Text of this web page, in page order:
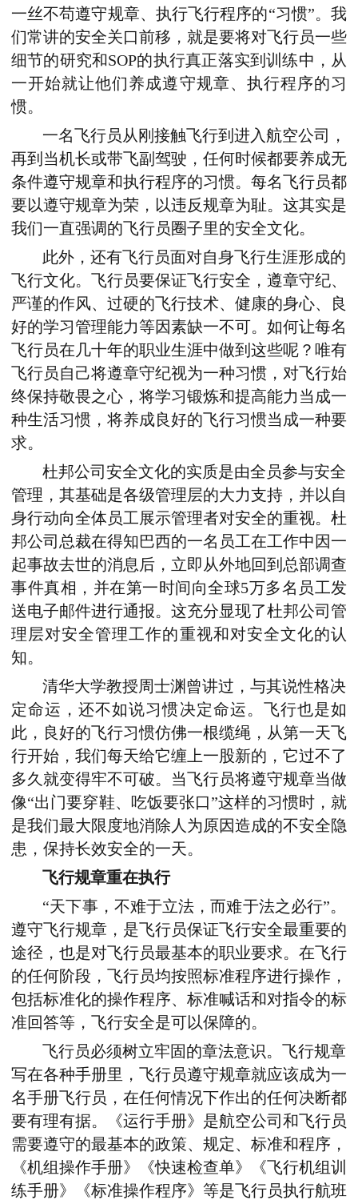
一丝不苟遵守规章、执行飞行程序的“习惯”。我
们常讲的安全关口前移，就是要将对飞行员一些
细节的研究和SOP的执行真正落实到训练中，从
一开始就让他们养成遵守规章、执行程序的习
惯。
一名飞行员从刚接触飞行到进入航空公司，
再到当机长或带飞副驾驶，任何时候都要养成无
条件遵守规章和执行程序的习惯。每名飞行员都
要以遵守规章为荣，以违反规章为耻。这其实是
我们一直强调的飞行员圈子里的安全文化。
此外，还有飞行员面对自身飞行生涯形成的
飞行文化。飞行员要保证飞行安全，遵章守纪、
严谨的作风、过硬的飞行技术、健康的身心、良
好的学习管理能力等因素缺一不可。如何让每名
飞行员在几十年的职业生涯中做到这些呢？唯有
飞行员自己将遵章守纪视为一种习惯，对飞行始
终保持敬畏之心，将学习锻炼和提高能力当成一
种生活习惯，将养成良好的飞行习惯当成一种要
求。
杜邦公司安全文化的实质是由全员参与安全
管理，其基础是各级管理层的大力支持，并以自
身行动向全体员工展示管理者对安全的重视。杜
邦公司总裁在得知巴西的一名员工在工作中因一
起事故去世的消息后，立即从外地回到总部调查
事件真相，并在第一时间向全球5万多名员工发
送电子邮件进行通报。这充分显现了杜邦公司管
理层对安全管理工作的重视和对安全文化的认
知。
清华大学教授周士渊曾讲过，与其说性格决
定命运，还不如说习惯决定命运。飞行也是如
此，良好的飞行习惯仿佛一根缆绳，从第一天飞
行开始，我们每天给它缠上一股新的，它过不了
多久就变得牢不可破。当飞行员将遵守规章当做
像“出门要穿鞋、吃饭要张口”这样的习惯时，就
是我们最大限度地消除人为原因造成的不安全隐
患，保持长效安全的一天。
飞行规章重在执行
“天下事，不难于立法，而难于法之必行”。
遵守飞行规章，是飞行员保证飞行安全最重要的
途径，也是对飞行员最基本的职业要求。在飞行
的任何阶段，飞行员均按照标准程序进行操作，
包括标准化的操作程序、标准喊话和对指令的标
准回答等，飞行安全是可以保障的。
飞行员必须树立牢固的章法意识。飞行规章
写在各种手册里，飞行员遵守规章就应该成为一
名手册飞行员，在任何情况下作出的任何决断都
要有理有据。《运行手册》是航空公司和飞行员
需要遵守的最基本的政策、规定、标准和程序，
《机组操作手册》《快速检查单》《飞行机组训
练手册》《标准操作程序》等是飞行员执行航班